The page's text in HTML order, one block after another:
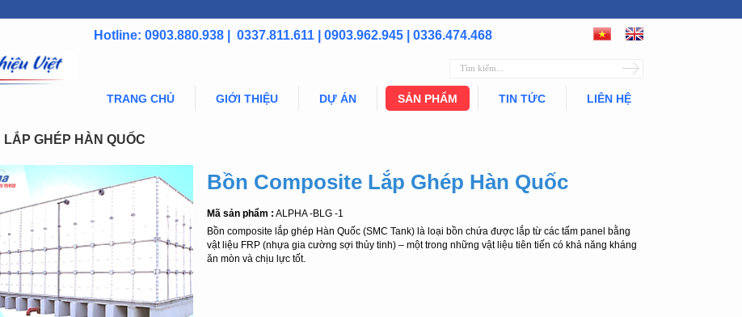
Hotline: 0903.880.938 | 0337.811.611 | 0903.962.945 | 0336.474.468
TRANG CHỦ GIỚI THIỆU DỰ ÁN SẢN PHẨM TIN TỨC LIÊN HỆ
LẮP GHÉP HÀN QUỐC
Bồn Composite Lắp Ghép Hàn Quốc
Mã sản phẩm : ALPHA -BLG -1
Bồn composite lắp ghép Hàn Quốc (SMC Tank) là loại bồn chứa được lắp từ các tấm panel bằng
vật liệu FRP (nhựa gia cường sợi thủy tinh) – một trong những vật liệu tiên tiến có khả năng kháng
ăn mòn và chịu lực tốt.